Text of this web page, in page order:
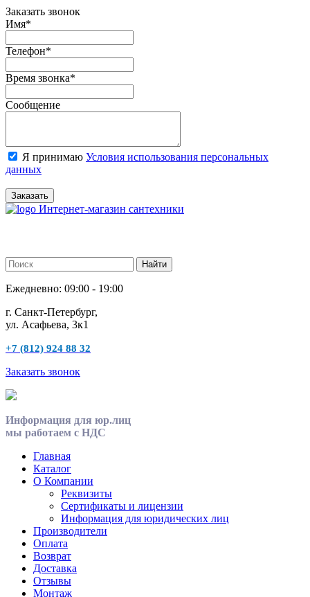
Заказать звонок
Имя*
Телефон*
Время звонка*
Сообщение
Я принимаю Условия использования персональных
данных
Заказать
Интернет-магазин сантехники
Ежедневно: 09:00 - 19:00
г. Санкт-Петербург,
ул. Асафьева, 3к1
+7 (812) 924 88 32
Заказать звонок
Информация для юр.лиц
мы работаем с НДС
Главная
Каталог
О Компании
Реквизиты
Сертификаты и лицензии
Информация для юридических лиц
Производители
Оплата
Возврат
Доставка
Отзывы
Монтаж